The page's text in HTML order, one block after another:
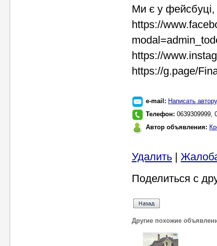
Ми є у фейсбуці,
https://
https://
https://g.page/
e-mail: Написать автору
Телефон: 0639309999,
Автор объявления:
Удалить |
Поделиться с
Другие похожие